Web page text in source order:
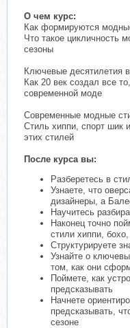
О чем курс:
Как формируются
Что такое цикличность
сезоны
Ключевые десятилетия
Как 20 век создал все
современной моде
Современные модные
Стиль хиппи, спорт шик
этих стилей
После курса вы:
Разберетесь в
Узнаете, что
дизайнеры, а
Научитесь
Наконец точно
стили хиппи,
Структурируете
Узнайте о
том, как они
Поймете, как
предсказывать
Начнете
предсказывать,
сезоне